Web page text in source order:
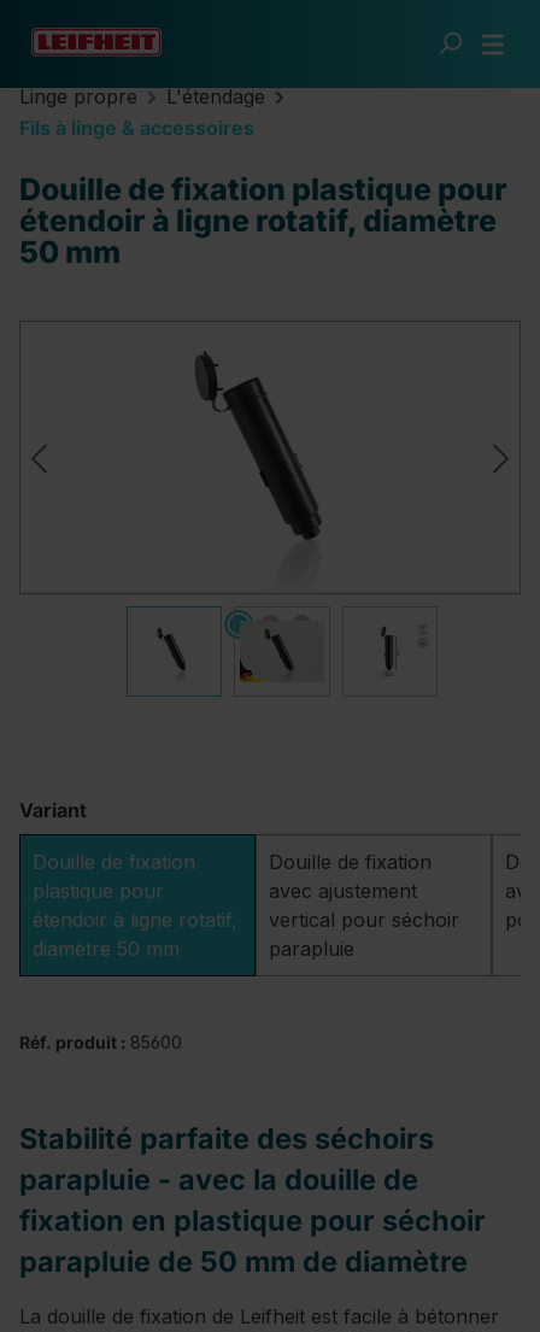
Passer au contenu principal
Linge propre
L'étendage
Fils à linge & accessoires
Douille de fixation plastique pour
étendoir à ligne rotatif, diamètre
50 mm
Variant
Douille de fixation
plastique pour
étendoir à ligne rotatif,
diamètre 50 mm
Douille de fixation
avec ajustement
vertical pour séchoir
parapluie
Réf. produit : 85600
Stabilité parfaite des séchoirs
parapluie - avec la douille de
fixation en plastique pour séchoir
parapluie de 50 mm de diamètre
La douille de fixation de Leifheit est facile à bétonner